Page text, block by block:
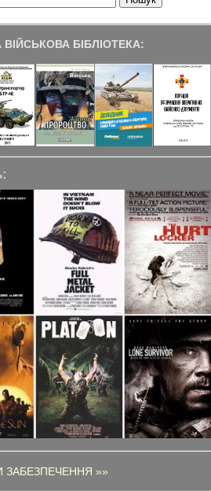
БІБЛІОТЕКА:
ЗАБЕЗПЕЧЕННЯ »»